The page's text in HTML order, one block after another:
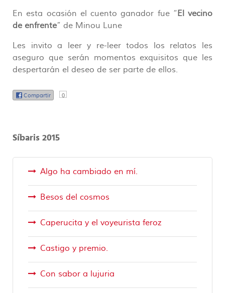
En esta ocasión el cuento ganador fue “El vecino
de enfrente” de Minou Lune
Les invito a leer y re-leer todos los relatos les
aseguro que serán momentos exquisitos que les
despertarán el deseo de ser parte de ellos.
Compartir 0
Síbaris 2015
Algo ha cambiado en mí.
Besos del cosmos
Caperucita y el voyeurista feroz
Castigo y premio.
Con sabor a lujuria